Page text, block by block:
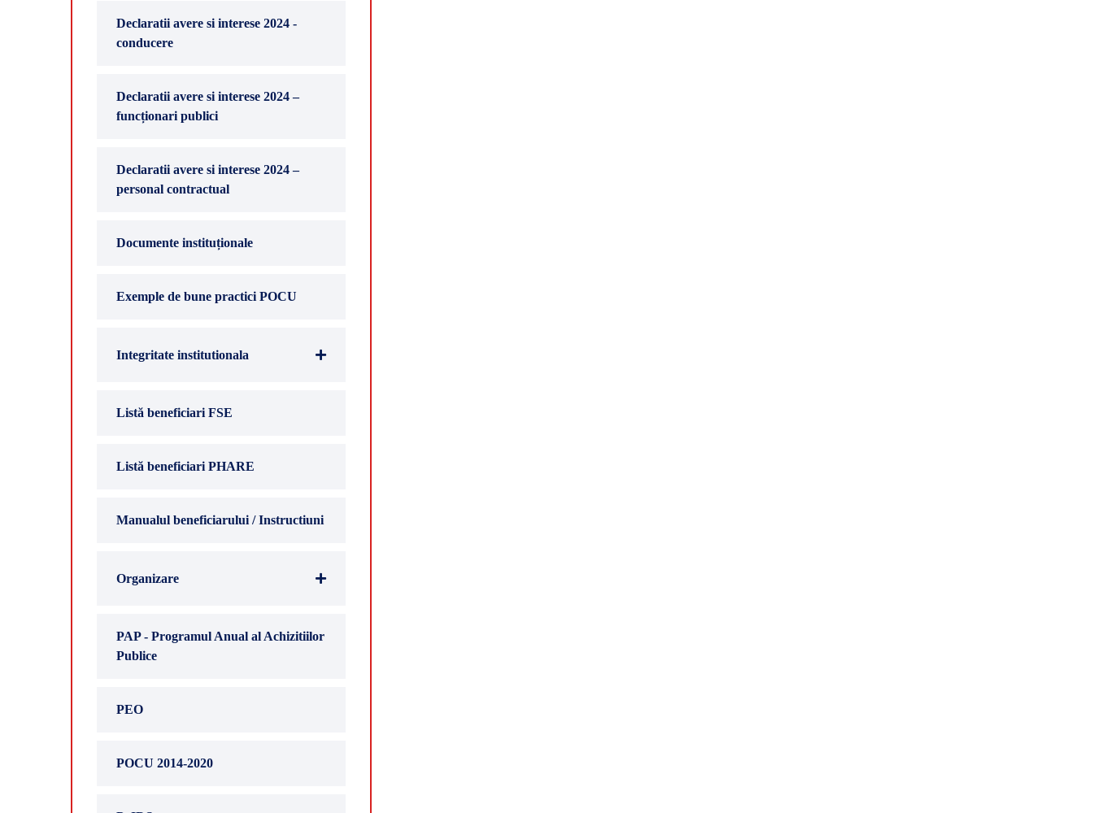
Declaratii avere si interese 2024 -
conducere
Declaratii avere si interese 2024 –
funcționari publici
Declaratii avere si interese 2024 –
personal contractual
Documente instituționale
Exemple de bune practici POCU
Integritate institutionala
Listă beneficiari FSE
Listă beneficiari PHARE
Manualul beneficiarului / Instructiuni
Organizare
PAP - Programul Anual al Achizitiilor
Publice
PEO
POCU 2014-2020